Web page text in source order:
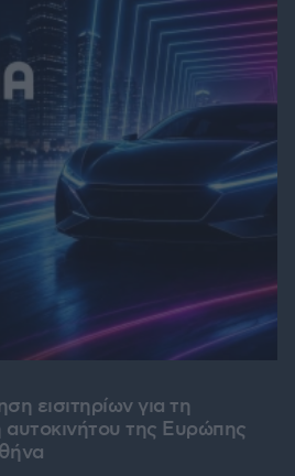
εισιτηρίων για τη
της Ευρώπης